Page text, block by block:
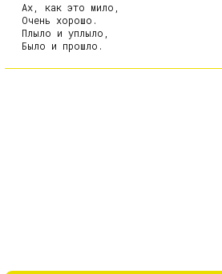
   Ах, как это мило,
   Очень хорошо.
   Плыло и уплыло,